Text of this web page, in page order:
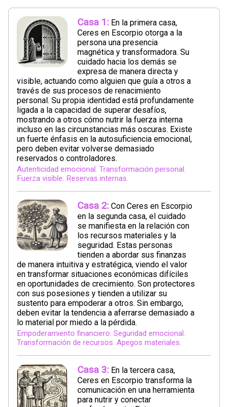
Casa 1: En la primera casa,
Ceres en Escorpio otorga a la
persona una presencia
magnética y transformadora. Su
cuidado hacia los demás se
expresa de manera directa y
visible, actuando como alguien que guía a otros a
través de sus procesos de renacimiento
personal. Su propia identidad está profundamente
ligada a la capacidad de superar desafíos,
mostrando a otros cómo nutrir la fuerza interna
incluso en las circunstancias más oscuras. Existe
un fuerte énfasis en la autosuficiencia emocional,
pero deben evitar volverse demasiado
reservados o controladores.
Autenticidad emocional. Transformación personal.
Fuerza visible. Reservas internas.
Casa 2: Con Ceres en Escorpio
en la segunda casa, el cuidado
se manifiesta en la relación con
los recursos materiales y la
seguridad. Estas personas
tienden a abordar sus finanzas
de manera intuitiva y estratégica, viendo el valor
en transformar situaciones económicas difíciles
en oportunidades de crecimiento. Son protectores
con sus posesiones y tienden a utilizar su
sustento para empoderar a otros. Sin embargo,
deben evitar la tendencia a aferrarse demasiado a
lo material por miedo a la pérdida.
Empoderamiento financiero. Seguridad emocional.
Transformación de recursos. Apegos materiales.
Casa 3: En la tercera casa,
Ceres en Escorpio transforma la
comunicación en una herramienta
para nutrir y conectar